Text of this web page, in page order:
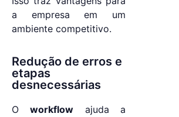
a empresa em um
ambiente competitivo.
Redução de erros e
etapas
desnecessárias
Oworkflow ajuda a